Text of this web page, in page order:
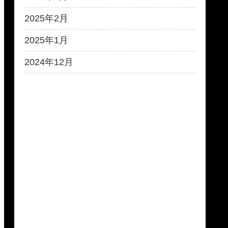
2025年2月
2025年1月
2024年12月